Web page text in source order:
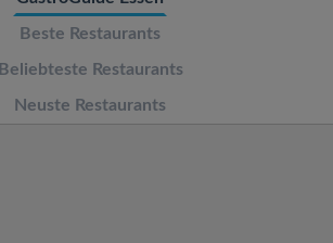
Beste Restaurants
Beliebteste Restaurants
Neuste Restaurants